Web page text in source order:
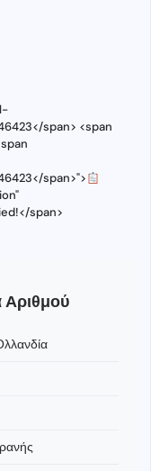
span> <span
span>">
span>
Αριθμού